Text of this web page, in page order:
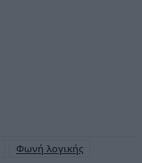
Φωνή λογικής